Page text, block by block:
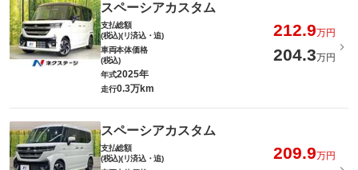
スペーシアカスタム
支払総額
(税込)(リ済込・追)
212.9万円
車両本体価格
(税込)
204.3万円
年式2025年
走行0.3万km
スペーシアカスタム
支払総額
(税込)(リ済込・追)
209.9万円